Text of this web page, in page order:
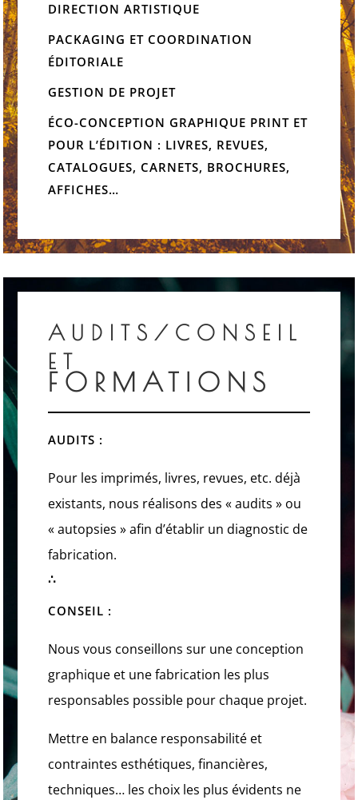
DIRECTION ARTISTIQUE
PACKAGING ET COORDINATION
ÉDITORIALE
GESTION DE PROJET
ÉCO-CONCEPTION GRAPHIQUE PRINT ET
POUR L’ÉDITION : LIVRES, REVUES,
CATALOGUES, CARNETS, BROCHURES,
AFFICHES…
AUDITS/ CONSEIL
ET
FORMATIONS
AUDITS :
Pour les imprimés, livres, revues, etc. déjà
existants, nous réalisons des « audits » ou
« autopsies » afin d’établir un diagnostic de
fabrication.
∴
CONSEIL :
Nous vous conseillons sur une conception
graphique et une fabrication les plus
responsables possible pour chaque projet.
Mettre en balance responsabilité et
contraintes esthétiques, financières,
techniques… les choix les plus évidents ne